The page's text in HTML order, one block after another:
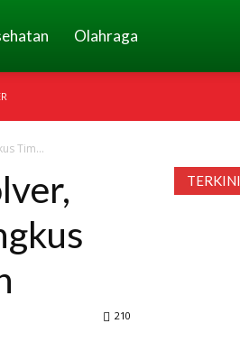
Olahraga
Tim...
210
TERKINI